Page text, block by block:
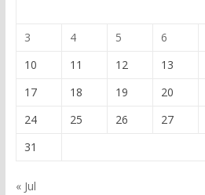
3
4 5 6
10
11 12 13
17
18 19 20
24
25 26 27
31
« Jul